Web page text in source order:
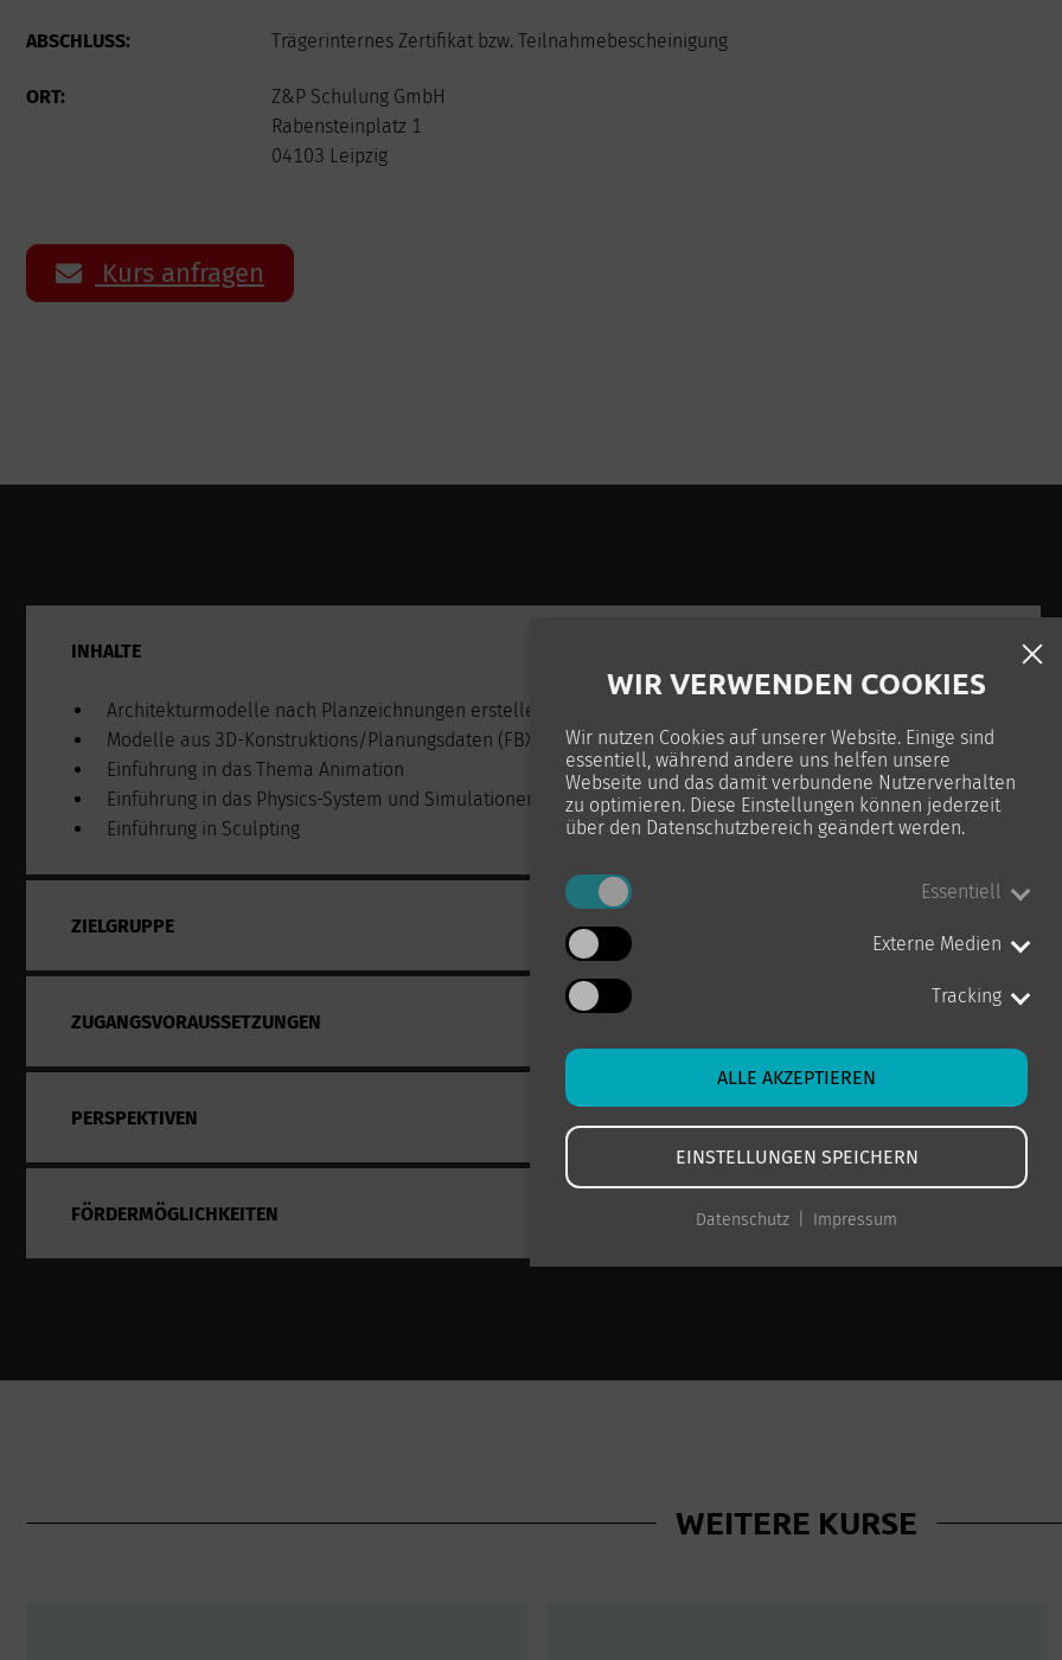
ABSCHLUSS: Trägerinternes Zertifikat bzw. Teilnahmebescheinigung
ORT:
Z&P Schulung GmbH
Rabensteinplatz 1
04103 Leipzig
Kurs anfragen
INHALTE
Architekturmodelle nach Planzeichnungen erstellen (Modellieren nach Vorlage) und visualisieren
Modelle aus 3D-Konstruktions/Planungsdaten (FBX/BIM) übernehmen, aufbereiten und visualisieren
Einführung in das Thema Animation
Einführung in das Physics-System und Simulationen
Einführung in Sculpting
ZIELGRUPPE
ZUGANGSVORAUSSETZUNGEN
PERSPEKTIVEN
FÖRDERMÖGLICHKEITEN
WEITERE KURSE
WIR VERWENDEN COOKIES
Wir nutzen Cookies auf unserer Website. Einige sind
essentiell, während andere uns helfen unsere
Webseite und das damit verbundene Nutzerverhalten
zu optimieren. Diese Einstellungen können jederzeit
über den Datenschutzbereich geändert werden.
Essentiell
Externe Medien
Tracking
ALLE AKZEPTIEREN
EINSTELLUNGEN SPEICHERN
Datenschutz Impressum